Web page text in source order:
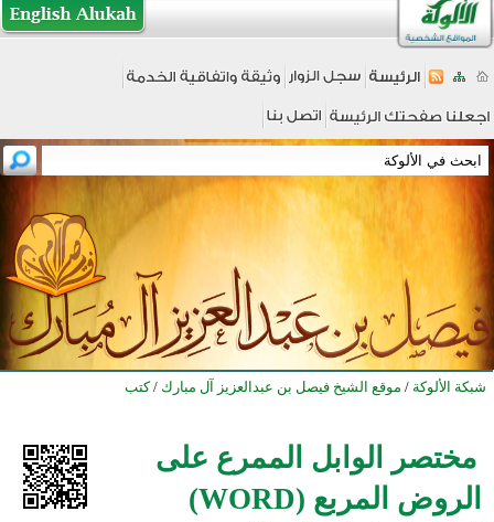
شبكة الألوكة / موقع الشيخ فيصل بن عبدالعزيز آل مبارك / كتب
مختصر الوابل الممرع على
الروض المربع (WORD)